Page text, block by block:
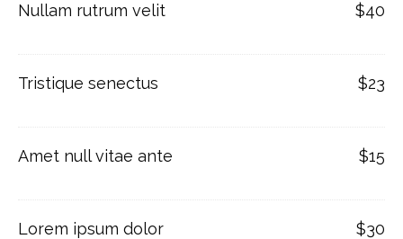
$40
Nullam rutrum velit
$23
Tristique senectus
$15
Amet null vitae ante
$30
Lorem ipsum dolor